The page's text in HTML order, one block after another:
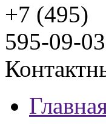
+7 (495)
595-09-03